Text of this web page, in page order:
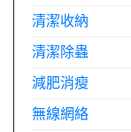
清潔收納
清潔除蟲
減肥消瘦
無線網絡